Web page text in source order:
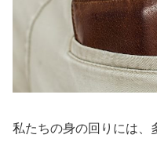
私たちの身の回りには、